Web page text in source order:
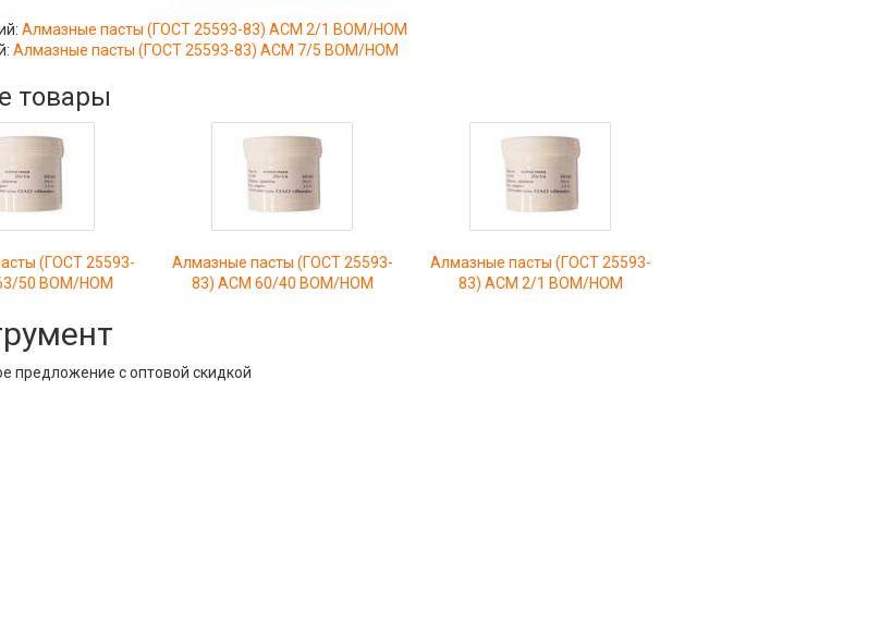
Алмазные пасты (ГОСТ 25593-83) АСМ 2/1 ВОМ/НОМ
Алмазные пасты (ГОСТ 25593-83) АСМ 7/5 ВОМ/НОМ
товары
(ГОСТ 25593-
50 ВОМ/НОМ
Алмазные пасты (ГОСТ 25593-
83) АСМ 60/40 ВОМ/НОМ
Алмазные пасты (ГОСТ 25593-
83) АСМ 2/1 ВОМ/НОМ
предложение с оптовой скидкой